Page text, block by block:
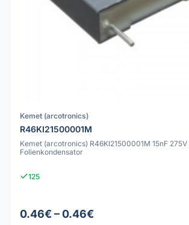
Kemet (arcotronics)
R46KI21500001M
Kemet (arcotronics) R46KI21500001M 15nF 275V
Folienkondensator
125
0.46€ – 0.46€